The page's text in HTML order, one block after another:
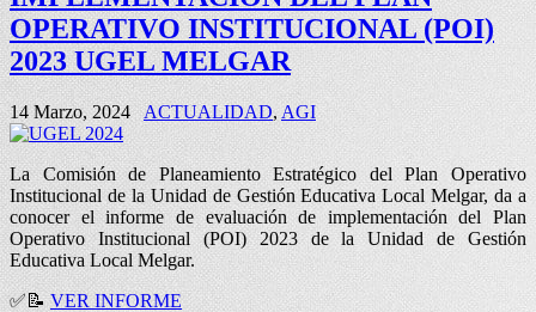
OPERATIVO INSTITUCIONAL (POI)
2023 UGEL MELGAR
14 Marzo, 2024 ACTUALIDAD,AGI
La Comisión de Planeamiento Estratégico del Plan Operativo
Institucional de la Unidad de Gestión Educativa Local Melgar, da a
conocer el informe de evaluación de implementación del Plan
Operativo Institucional (POI) 2023 de la Unidad de Gestión
Educativa Local Melgar.
✅📝VER INFORME